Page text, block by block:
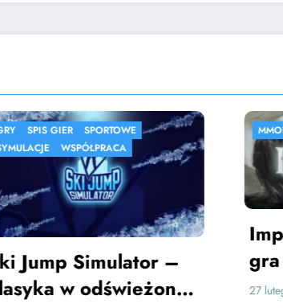
SPORTOWE
Simulator –
odświeżonej
MMORPG SPIS GIER
Imperium
gra
27 lutego 2019